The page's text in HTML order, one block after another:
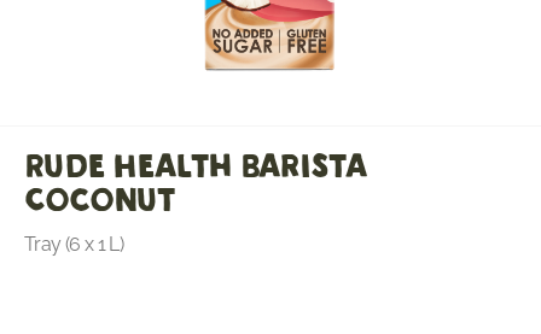
Rude Health Barista
Coconut
Tray (6 x 1 L)